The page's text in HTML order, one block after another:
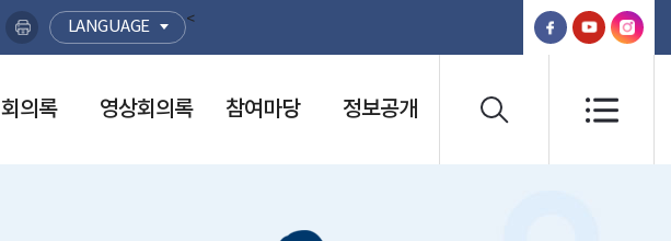
<
LANGUAGE
회의록 영상회의록 참여마당 정보공개